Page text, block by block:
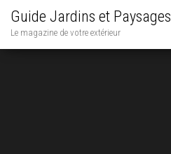
Guide Jardins et Paysages
Le magazine de votre extérieur